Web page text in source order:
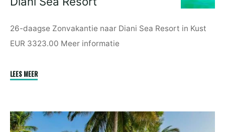
26-daagse Zonvakantie naar Diani Sea Resort in Kust
EUR 3323.00 Meer informatie
LEES MEER"Diani